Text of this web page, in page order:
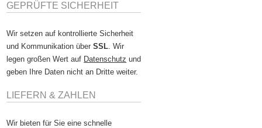
GEPRÜFTE SICHERHEIT
Wir setzen auf kontrollierte Sicherheit
und Kommunikation überSSL. Wir
legen großen Wert auf Datenschutz und
geben Ihre Daten nicht an Dritte weiter.
LIEFERN & ZAHLEN
Wir bieten für Sie eine schnelle